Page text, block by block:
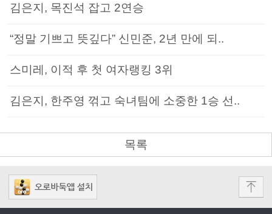
김은지, 목진석 잡고 2연승
“정말 기쁘고 뜻깊다” 신민준, 2년 만에 되..
스미레, 이적 후 첫 여자랭킹 3위
김은지, 한주영 꺾고 숙녀팀에 소중한 1승 선..
목록